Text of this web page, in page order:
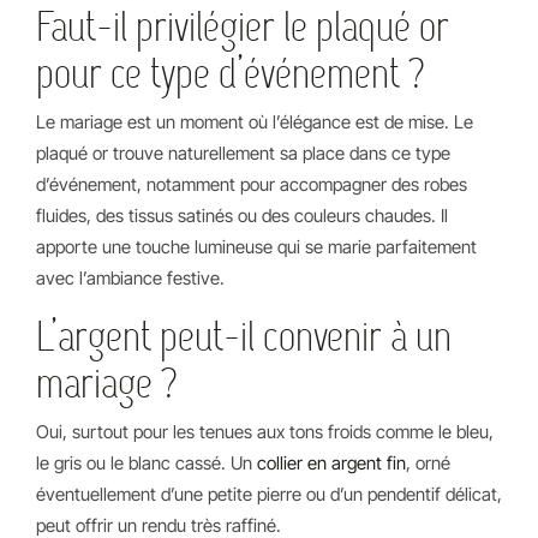
Faut-il privilégier le plaqué or
pour ce type d’événement ?
Le mariage est un moment où l’élégance est de mise. Le
plaqué or trouve naturellement sa place dans ce type
d’événement, notamment pour accompagner des robes
fluides, des tissus satinés ou des couleurs chaudes. Il
apporte une touche lumineuse qui se marie parfaitement
avec l’ambiance festive.
L’argent peut-il convenir à un
mariage ?
Oui, surtout pour les tenues aux tons froids comme le bleu,
le gris ou le blanc cassé. Un collier en argent fin, orné
éventuellement d’une petite pierre ou d’un pendentif délicat,
peut offrir un rendu très raffiné.